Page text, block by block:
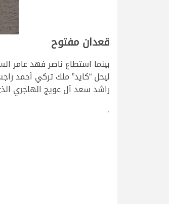
قعدان مفتوح
راشد سعد آل عويج الهاجري الذي نال
.